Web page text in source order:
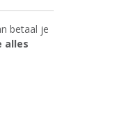
betaal je
alles